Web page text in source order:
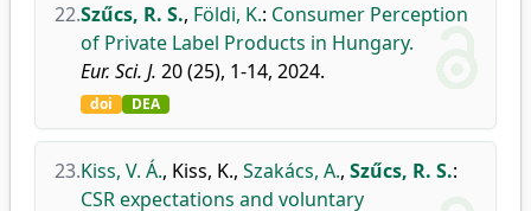
22.Szűcs, R. S., Földi, K.: Consumer Perception
of Private Label Products in Hungary.
Eur. Sci. J. 20 (25), 1-14, 2024.
doi DEA
23.Kiss, V. Á., Kiss, K., Szakács, A., Szűcs, R. S.:
CSR expectations and voluntary